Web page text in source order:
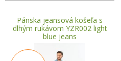
Pánska jeansová košeľa s
dlhým rukávom YZR002 light
blue jeans